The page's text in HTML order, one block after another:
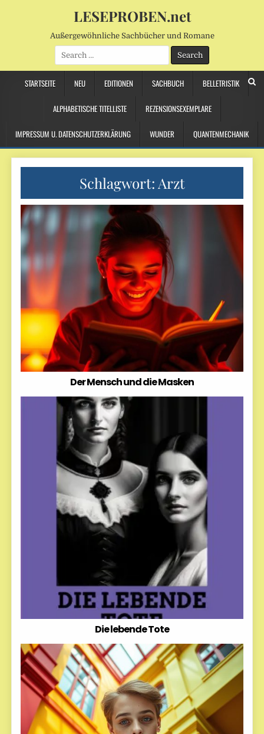
LESEPROBEN.net
Außergewöhnliche Sachbücher und Romane
Search
for:
STARTSEITE NEU EDITIONEN SACHBUCH BELLETRISTIK
ALPHABETISCHE TITELLISTE REZENSIONSEXEMPLARE
IMPRESSUM U. DATENSCHUTZERKLÄRUNG WUNDER QUANTENMECHANIK
Schlagwort: Arzt
Der Mensch und die Masken
Die lebende Tote